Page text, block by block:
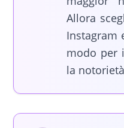
Allora
Instagram
modo per
la